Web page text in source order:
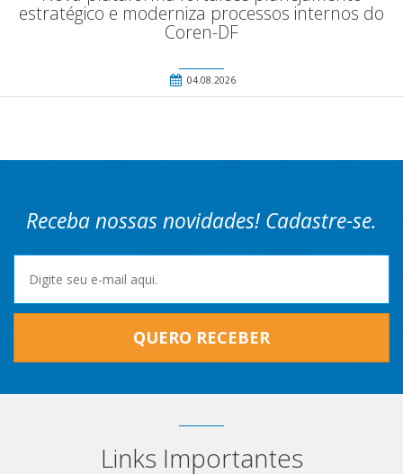
estratégico e moderniza processos internos do
Coren-DF
04.08.2026
Receba nossas novidades! Cadastre-se.
QUERO RECEBER
Links Importantes